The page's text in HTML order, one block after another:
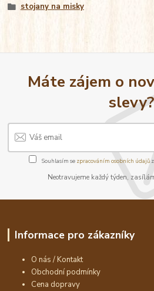
stojany na misky
Máte zájem o
slevy?
Souhlasím se zpracováním osobních údajů
Neotravujeme každý týden,
Informace pro zákazníky
O nás / Kontakt
Obchodní podmínky
Cena dopravy